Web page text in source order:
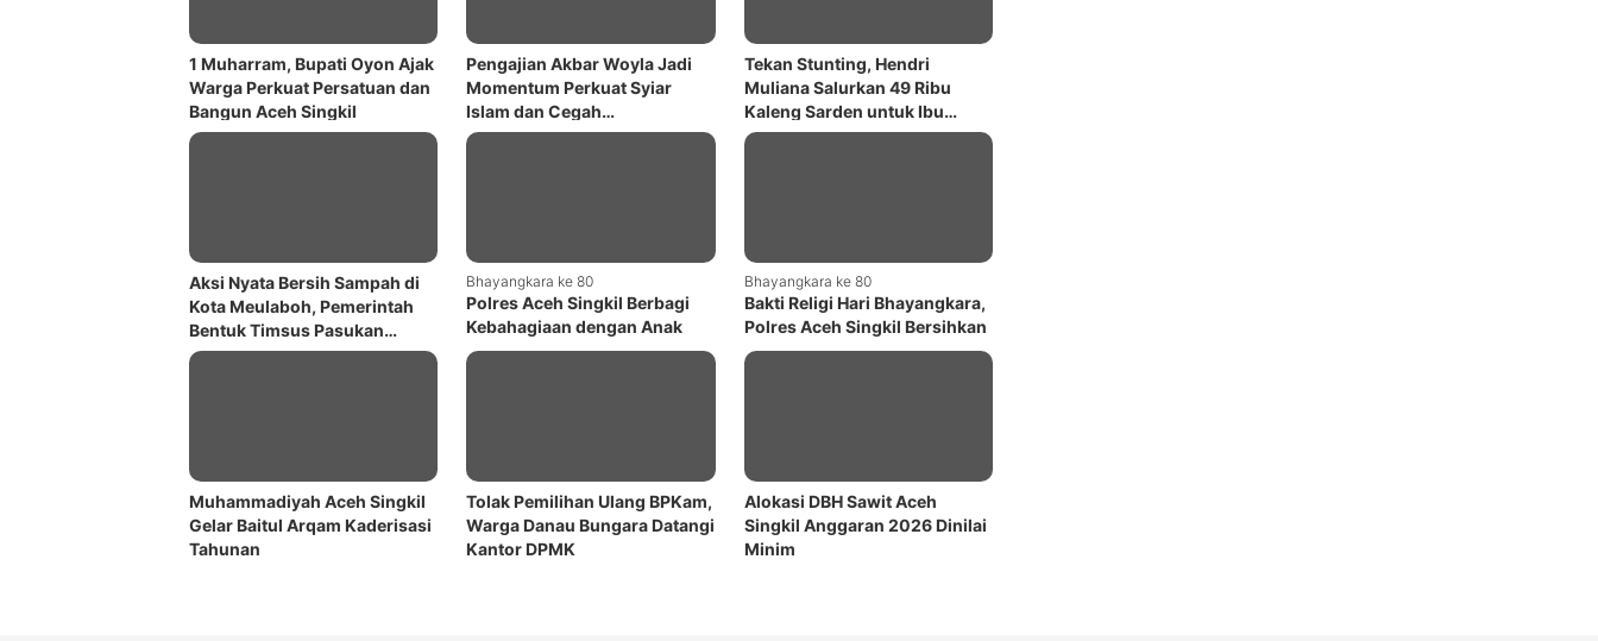
1 Muharram, Bupati Oyon Ajak
Warga Perkuat Persatuan dan
Bangun Aceh Singkil
Pengajian Akbar Woyla Jadi
Momentum Perkuat Syiar
Islam dan Cegah
Kemungkaran
Tekan Stunting, Hendri
Muliana Salurkan 49 Ribu
Kaleng Sarden untuk Ibu
Hamil dan Menyusui di Nagan
Aksi Nyata Bersih Sampah di
Kota Meulaboh, Pemerintah
Bentuk Timsus Pasukan
Merah
Bhayangkara ke 80
Polres Aceh Singkil Berbagi
Kebahagiaan dengan Anak
Panti Asuhan pada Hari
Bhayangkara ke 80
Bakti Religi Hari Bhayangkara,
Polres Aceh Singkil Bersihkan
Masjid
Muhammadiyah Aceh Singkil
Gelar Baitul Arqam Kaderisasi
Tahunan
Tolak Pemilihan Ulang BPKam,
Warga Danau Bungara Datangi
Kantor DPMK
Alokasi DBH Sawit Aceh
Singkil Anggaran 2026 Dinilai
Minim